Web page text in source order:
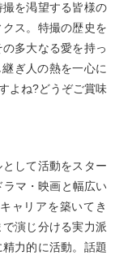
を渇望する皆様の
ス。特撮の歴史を
多大なる愛を持っ
ぎ人の熱を一心に
よね?どうぞご賞味
して活動をスター
ラマ・映画と幅広い
ャリアを築いてき
演じ分ける実力派
力的に活動。話題